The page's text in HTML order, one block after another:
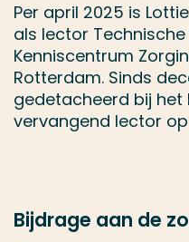
Per april 2025 is
als lector
Kenniscentrum
Rotterdam. Sinds
gedetacheerd bij het
vervangend lector
Bijdrage aan de